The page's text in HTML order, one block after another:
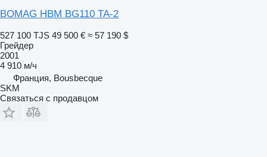
BOMAG HBM BG110 TA-2
527 100 TJS 49 500 € ≈ 57 190 $
Грейдер
2001
4 910 м/ч
Франция, Bousbecque
SKM
Связаться с продавцом